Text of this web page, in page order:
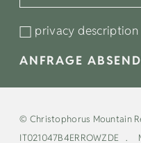
privacy description
ANFRAGE
© Christophorus Mountain
IT021047B4ERROWZDE